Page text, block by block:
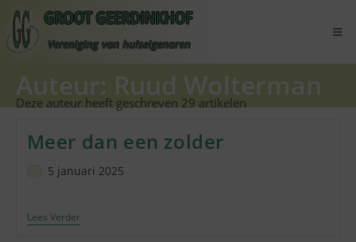
naar
inhoud
Auteur: Ruud Wolterman
Deze auteur heeft geschreven 29 artikelen
Meer dan een zolder
Bericht5 januari 2025
Lees VerderMeer
Dan